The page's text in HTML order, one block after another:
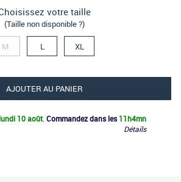
votre taille
(Taille non disponible ?)
M L XL
AJOUTER AU PANIER
lundi 10 août. Commandez dans les 11h4mn
Détails